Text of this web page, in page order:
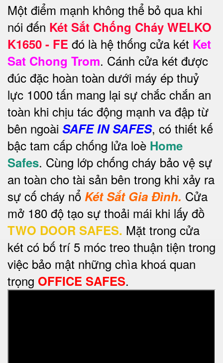
Một điểm mạnh không thể bỏ qua khi
nói đến Két Sắt Chống Cháy WELKO
K1650 - FE đó là hệ thống cửa két Ket
Sat Chong Trom. Cánh cửa két được
đúc đặc hoàn toàn dưới máy ép thuỷ
lực 1000 tấn mang lại sự chắc chắn an
toàn khi chịu tác động mạnh va đập từ
bên ngoài SAFE IN SAFES, có thiết kế
bậc tam cấp chống lửa loè Home
Safes. Cùng lớp chống cháy bảo vệ sự
an toàn cho tài sản bên trong khi xảy ra
sự cố cháy nổ Két Sắt Gia Đình. Cửa
mở 180 độ tạo sự thoải mái khi lấy đồ
TWO DOOR SAFES. Mặt trong cửa
két có bố trí 5 móc treo thuận tiện trong
việc bảo mật những chìa khoá quan
trọng OFFICE SAFES.